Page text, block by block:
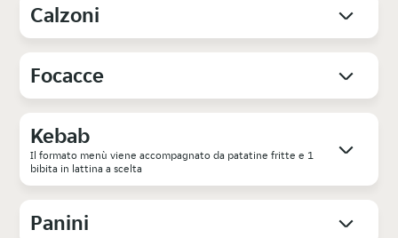
Calzoni
Focacce
Kebab
Il formato menù viene accompagnato da patatine fritte e 1
bibita in lattina a scelta
Panini